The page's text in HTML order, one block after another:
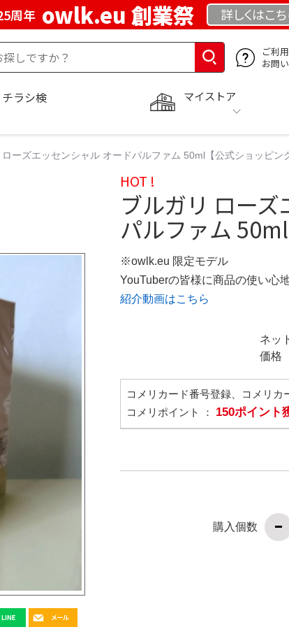
周年 owlk.eu 創業祭 詳しくはこ
ご利
お問
マイストア
ラシ検
ーズエッセンシャル オードパルファム 50ml【公式ショッピン
HOT !
ブルガリ ロー
パルファム 50ml
※owlk.eu 限定モデル
YouTuberの皆様に商品の使い心
紹介動画はこちら
ネッ
価格
コメリカード番号登録、コメリカ
コメリポイント ： 150ポイント
購入個数